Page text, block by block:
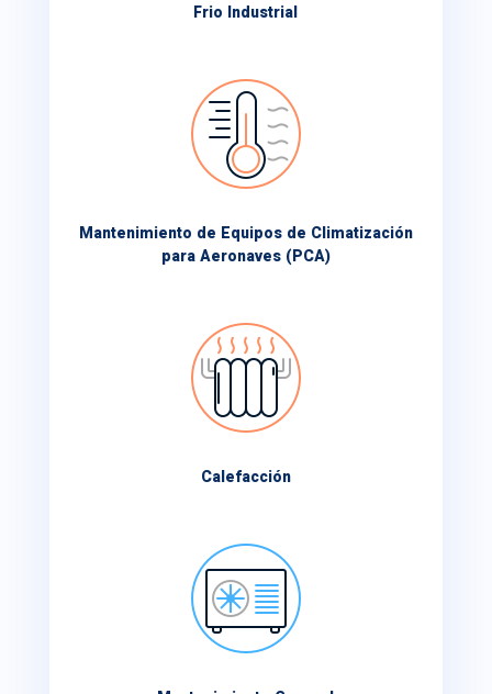
Frio Industrial
Mantenimiento de Equipos de Climatización
para Aeronaves (PCA)
Calefacción